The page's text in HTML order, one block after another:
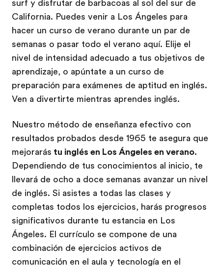
surf y disfrutar de barbacoas al sol del sur de
California. Puedes venir a Los Ángeles para
hacer un curso de verano durante un par de
semanas o pasar todo el verano aquí. Elije el
nivel de intensidad adecuado a tus objetivos de
aprendizaje, o apúntate a un curso de
preparación para exámenes de aptitud en inglés.
Ven a divertirte mientras aprendes inglés.
Nuestro método de enseñanza efectivo con
resultados probados desde 1965 te asegura que
mejorarás tu inglés en Los Ángeles en verano.
Dependiendo de tus conocimientos al inicio, te
llevará de ocho a doce semanas avanzar un nivel
de inglés. Si asistes a todas las clases y
completas todos los ejercicios, harás progresos
significativos durante tu estancia en Los
Ángeles. El currículo se compone de una
combinación de ejercicios activos de
comunicación en el aula y tecnología en el